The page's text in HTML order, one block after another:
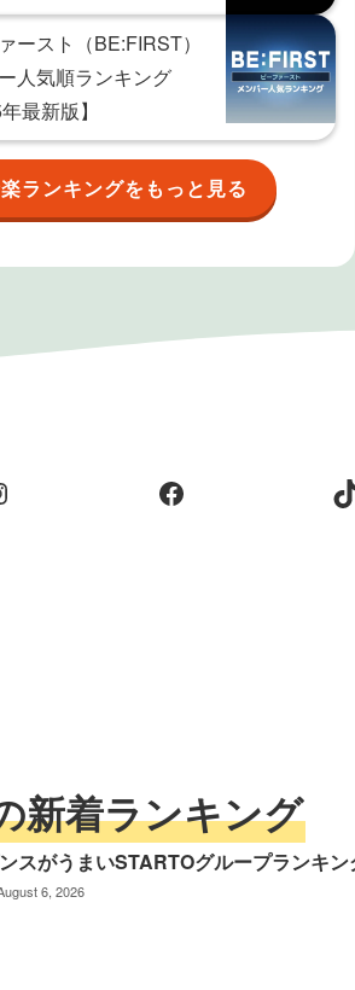
ースト（BE:FIRST）
人気順ランキング
最新版】
ランキングをもっと見る
Facebook
新着ランキング
スがうまいSTARTOグループランキン
6, 2026